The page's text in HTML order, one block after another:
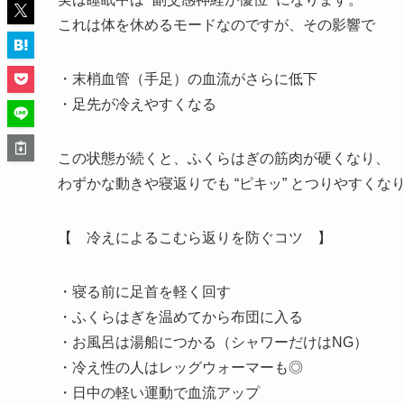
これは体を休めるモードなのですが、その影響で
・末梢血管（手足）の血流がさらに低下
・足先が冷えやすくなる
この状態が続くと、ふくらはぎの筋肉が硬くなり、
わずかな動きや寝返りでも “ピキッ” とつりやすくな
【 冷えによるこむら返りを防ぐコツ 】
・寝る前に足首を軽く回す
・ふくらはぎを温めてから布団に入る
・お風呂は湯船につかる（シャワーだけはNG）
・冷え性の人はレッグウォーマーも◎
・日中の軽い運動で血流アップ